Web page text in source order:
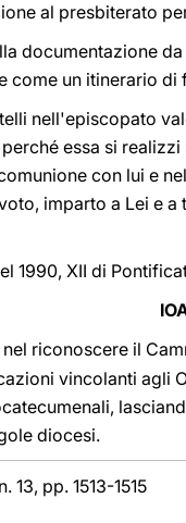
al presbiterato
documentazione
come un itinerario
nell'episcopato
essa si
con lui e
imparto a Lei e
1990, XII di
nel riconoscere il
vincolanti agli
diocesi.
13, pp. 1513-1515